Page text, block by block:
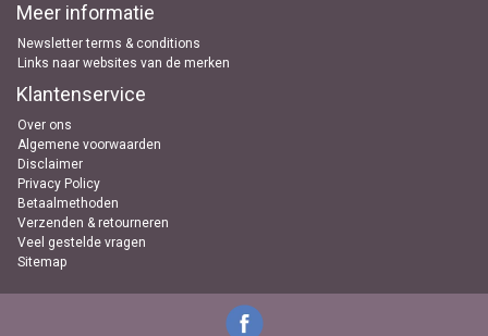
Meer informatie
Newsletter terms & conditions
Links naar websites van de merken
Klantenservice
Over ons
Algemene voorwaarden
Disclaimer
Privacy Policy
Betaalmethoden
Verzenden & retourneren
Veel gestelde vragen
Sitemap